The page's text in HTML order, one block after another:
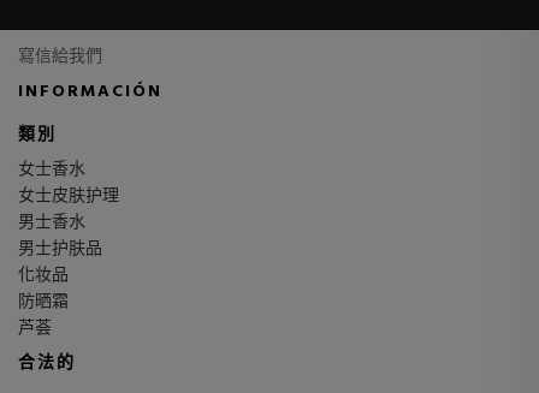
寫信給我們
INFORMACIÓN
類別
女士香水
女士皮肤护理
男士香水
男士护肤品
化妆品
防晒霜
芦荟
合法的